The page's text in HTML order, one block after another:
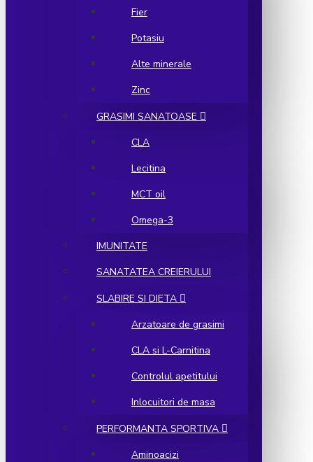
Fier
Potasiu
Alte minerale
Zinc
GRASIMI SANATOASE
CLA
Lecitina
MCT oil
Omega-3
IMUNITATE
SANATATEA CREIERULUI
SLABIRE SI DIETA
Arzatoare de grasimi
CLA si L-Carnitina
Controlul apetitului
Inlocuitori de masa
PERFORMANTA SPORTIVA
Aminoacizi